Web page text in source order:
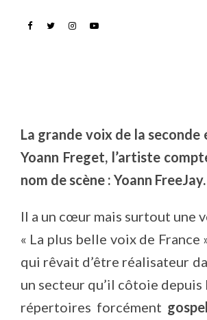
Unis et
La grande voix de la
Yoann Freget, l’artiste
nom de scène : Yoann
Il a un cœur mais surtout une
« La plus belle voix de
qui rêvait d’être réalisateur
un secteur qu’il côtoie depuis
répertoires forcément